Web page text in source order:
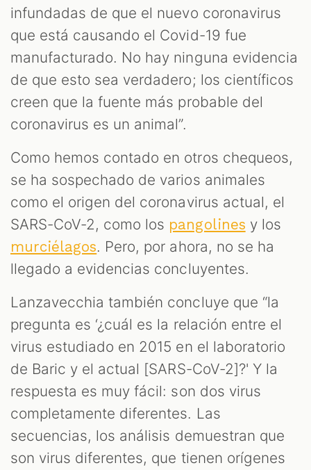
infundadas de que el nuevo coronavirus
que está causando el Covid-19 fue
manufacturado. No hay ninguna evidencia
de que esto sea verdadero; los científicos
creen que la fuente más probable del
coronavirus es un animal”.
Como hemos contado en otros chequeos,
se ha sospechado de varios animales
como el origen del coronavirus actual, el
SARS-CoV-2, como los pangolines y los
murciélagos. Pero, por ahora, no se ha
llegado a evidencias concluyentes.
Lanzavecchia también concluye que “la
pregunta es ‘¿cuál es la relación entre el
virus estudiado en 2015 en el laboratorio
de Baric y el actual [SARS-CoV-2]?' Y la
respuesta es muy fácil: son dos virus
completamente diferentes. Las
secuencias, los análisis demuestran que
son virus diferentes, que tienen orígenes